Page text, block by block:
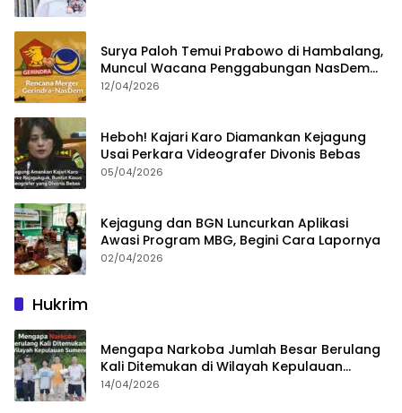
Surya Paloh Temui Prabowo di Hambalang,
Muncul Wacana Penggabungan NasDem
dan Gerindra
12/04/2026
Heboh! Kajari Karo Diamankan Kejagung
Usai Perkara Videografer Divonis Bebas
05/04/2026
Kejagung dan BGN Luncurkan Aplikasi
Awasi Program MBG, Begini Cara Lapornya
02/04/2026
Hukrim
Mengapa Narkoba Jumlah Besar Berulang
Kali Ditemukan di Wilayah Kepulauan
Sumenep?
14/04/2026